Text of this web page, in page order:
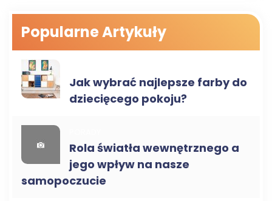
Popularne Artykuły
Jak wybrać najlepsze farby do
dziecięcego pokoju?
Rola światła wewnętrznego a
jego wpływ na nasze
samopoczucie